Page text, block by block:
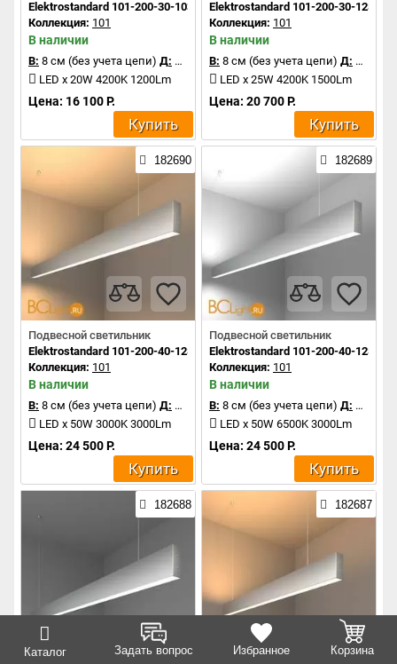
Каталог Задать вопрос Избранное Корзина
Elektrostandard 101-200-30-103 a041524
Коллекция: 101
В наличии
В: 8 см (без учета цепи) Д:
LED x 20W 4200K 1200Lm
Цена: 16 100 Р.
Купить
Elektrostandard 101-200-30-128
Коллекция: 101
В наличии
В: 8 см (без учета цепи) Д:
LED x 25W 4200K 1500Lm
Цена: 20 700 Р.
Купить
182690
Подвесной светильник
Elektrostandard 101-200-40-128 a041492
Коллекция: 101
В наличии
В: 8 см (без учета цепи) Д:
LED x 50W 3000K 3000Lm
Цена: 24 500 Р.
Купить
182689
Подвесной светильник
Elektrostandard 101-200-40-128
Коллекция: 101
В наличии
В: 8 см (без учета цепи) Д:
LED x 50W 6500K 3000Lm
Цена: 24 500 Р.
Купить
182688 182687